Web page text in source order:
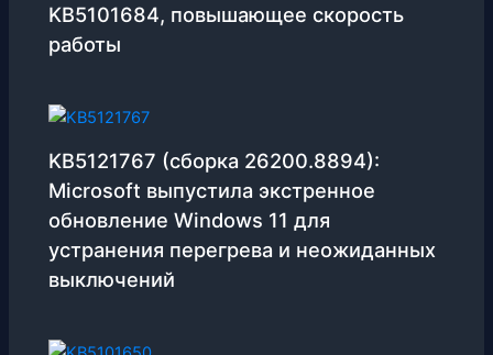
KB5101684, повышающее скорость
работы
KB5121767 (сборка 26200.8894):
Microsoft выпустила экстренное
обновление Windows 11 для
устранения перегрева и неожиданных
выключений